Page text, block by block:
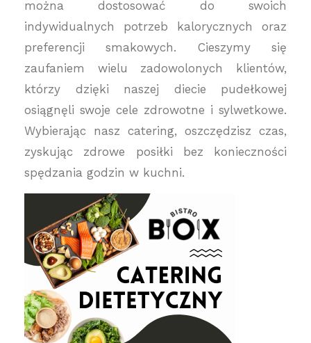
można dostosować do swoich
indywidualnych potrzeb kalorycznych oraz
preferencji smakowych. Cieszymy się
zaufaniem wielu zadowolonych klientów,
którzy dzięki naszej diecie pudełkowej
osiągnęli swoje cele zdrowotne i sylwetkowe.
Wybierając nasz catering, oszczędzisz czas,
zyskując zdrowe posiłki bez konieczności
spędzania godzin w kuchni.